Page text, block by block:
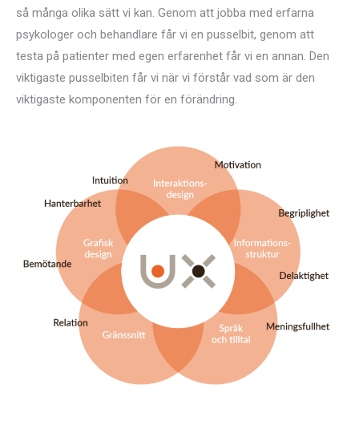
så många olika sätt vi kan. Genom att jobba med erfarna
psykologer och behandlare får vi en pusselbit, genom att
testa på patienter med egen erfarenhet får vi en annan. Den
viktigaste pusselbiten får vi när vi förstår vad som är den
viktigaste komponenten för en förändring.